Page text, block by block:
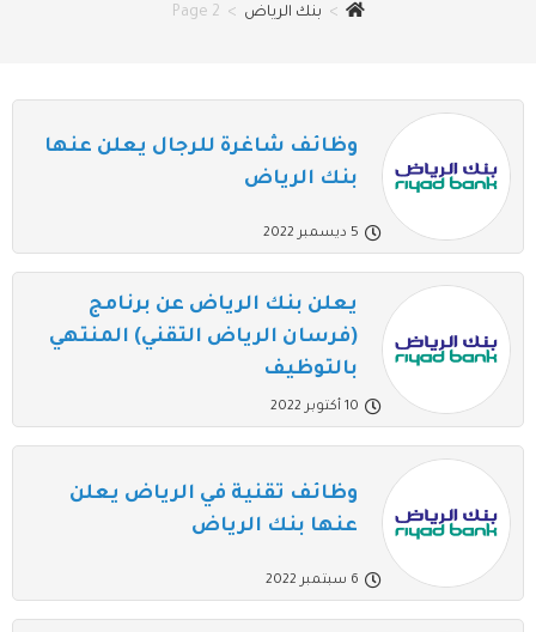
> بنك الرياض >
Page 2
وظائف شاغرة للرجال يعلن عنها
بنك الرياض
5 ديسمبر 2022
يعلن بنك الرياض عن برنامج
(فرسان الرياض التقني) المنتهي
بالتوظيف
10 أكتوبر 2022
وظائف تقنية في الرياض يعلن
عنها بنك الرياض
6 سبتمبر 2022